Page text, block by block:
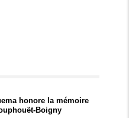
honore la mémoire
Boigny